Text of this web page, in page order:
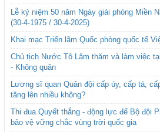
Lễ kỷ niệm 50 năm Ngày giải phóng Miền
(30-4-1975 / 30-4-2025)
Khai mạc Triển lãm Quốc phòng quốc tế
Chủ tịch Nước Tô Lâm thăm và làm việc
- Không quân
Lương sĩ quan Quân đội cấp úy, cấp tá,
tăng lên nhiều không?
Thi đua Quyết thắng - động lực để Bộ đội
bảo vệ vững chắc vùng trời quốc gia